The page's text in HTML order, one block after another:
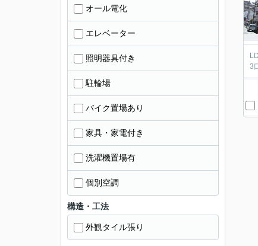
3
オール電化
エレベーター
照明器具付き
駐輪場
バイク置場あり
家具・家電付き
洗濯機置場有
個別空調
構造・工法
外観タイル張り